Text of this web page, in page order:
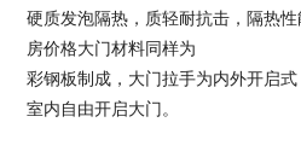
硬质发泡隔热，质轻耐抗击，隔热性
房价格大门材料同样为
彩钢板制成，大门拉手为内外开启
室内自由开启大门。